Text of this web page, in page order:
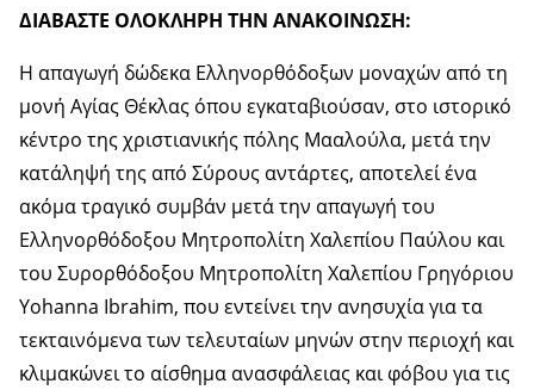
ΔΙΑΒΑΣΤΕ ΟΛΟΚΛΗΡΗ ΤΗΝ ΑΝΑΚΟΙΝΩΣΗ:
Η απαγωγή δώδεκα Ελληνορθόδοξων μοναχών από τη
μονή Αγίας Θέκλας όπου εγκαταβιούσαν, στο ιστορικό
κέντρο της χριστιανικής πόλης Μααλούλα, μετά την
κατάληψή της από Σύρους αντάρτες, αποτελεί ένα
ακόμα τραγικό συμβάν μετά την απαγωγή του
Ελληνορθόδοξου Μητροπολίτη Χαλεπίου Παύλου και
του Συρορθόδοξου Μητροπολίτη Χαλεπίου Γρηγόριου
Yohanna Ibrahim, που εντείνει την ανησυχία για τα
τεκταινόμενα των τελευταίων μηνών στην περιοχή και
κλιμακώνει το αίσθημα ανασφάλειας και φόβου για τις